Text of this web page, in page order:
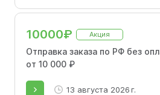
10000₽ Акция
Отправка заказа по РФ без
от 10 000 ₽
13 августа 2026 г.